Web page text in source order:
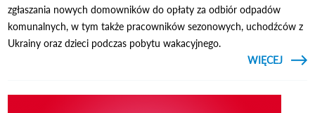
zgłaszania nowych domowników do opłaty za odbiór odpadów
komunalnych, w tym także pracowników sezonowych, uchodźców z
Ukrainy oraz dzieci podczas pobytu wakacyjnego.
CZYTAJ
WIĘCEJ